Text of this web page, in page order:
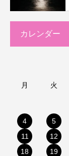
カレンダー
月 火
4
5
11
12
18
19